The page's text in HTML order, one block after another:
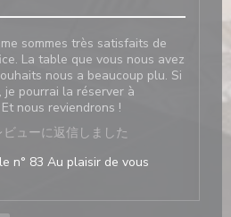
sommes très satisfaits de
La table que vous nous avez
nous a beaucoup plu. Si
je pourrai la réserver à
nous reviendrons !
ューに返信しました
n° 83 Au plaisir de vous